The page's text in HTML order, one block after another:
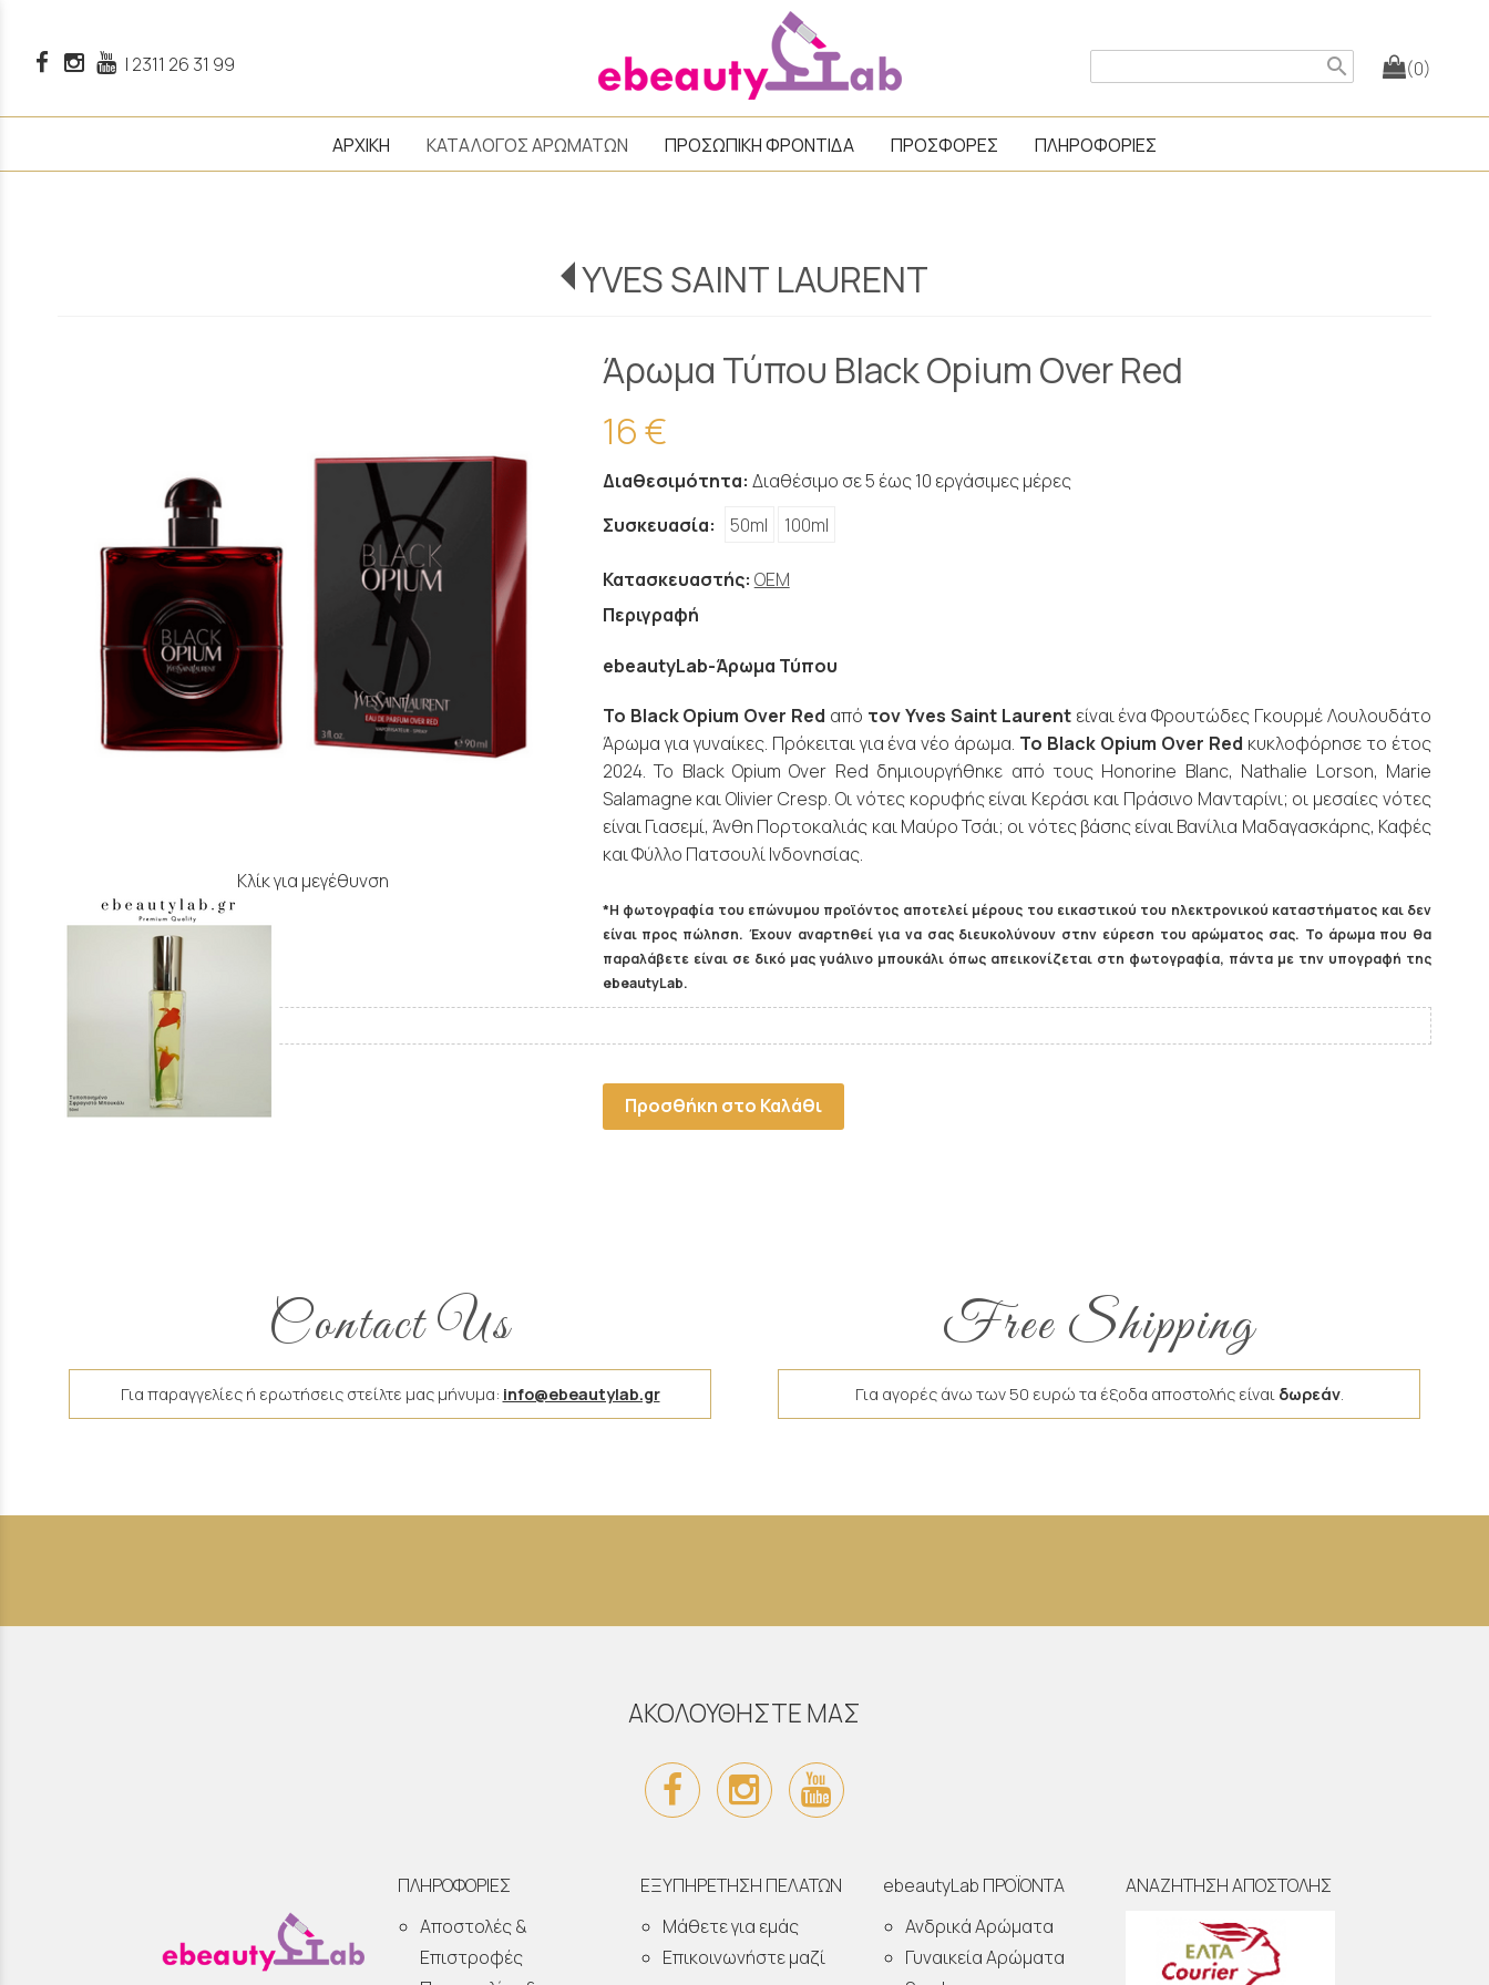
(0)
search
| 2311 26 31 99
ΑΡΧΙΚΗ ΚΑΤΑΛΟΓΟΣ ΑΡΩΜΑΤΩΝ ΠΡΟΣΩΠΙΚΗ ΦΡΟΝΤΙΔΑ ΠΡΟΣΦΟΡΕΣ ΠΛΗΡΟΦΟΡΙΕΣ
YVES SAINT LAURENT
Κλίκ για μεγέθυνση
Άρωμα Τύπου Black Opium Over Red
16 €
Διαθεσιμότητα: Διαθέσιμο σε 5 έως 10 εργάσιμες μέρες
Συσκευασία:
50ml 100ml
Κατασκευαστής: OEM
Περιγραφή
ebeautyLab-Άρωμα Τύπου
Το Black Opium Over Red από τον Yves Saint Laurent είναι ένα Φρουτώδες Γκουρμέ Λουλουδάτο
Άρωμα για γυναίκες. Πρόκειται για ένα νέο άρωμα. Το Black Opium Over Red κυκλοφόρησε το έτος
2024. Το Black Opium Over Red δημιουργήθηκε από τους Honorine Blanc, Nathalie Lorson, Marie
Salamagne και Olivier Cresp. Οι νότες κορυφής είναι Κεράσι και Πράσινο Μανταρίνι; οι μεσαίες νότες
είναι Γιασεμί, Άνθη Πορτοκαλιάς και Μαύρο Τσάι; οι νότες βάσης είναι Βανίλια Μαδαγασκάρης, Καφές
και Φύλλο Πατσουλί Ινδονησίας.
*Η φωτογραφία του επώνυμου προϊόντος αποτελεί μέρους του εικαστικού του ηλεκτρονικού καταστήματος και δεν
είναι προς πώληση. Έχουν αναρτηθεί για να σας διευκολύνουν στην εύρεση του αρώματος σας. Το άρωμα που θα
παραλάβετε είναι σε δικό μας γυάλινο μπουκάλι όπως απεικονίζεται στη φωτογραφία, πάντα με την υπογραφή της
ebeautyLab.
Προσθήκη στο Καλάθι
Contact Us
Για παραγγελίες ή ερωτήσεις στείλτε μας μήνυμα: info@ebeautylab.gr
Free Shipping
Για αγορές άνω των 50 ευρώ τα έξοδα αποστολής είναι δωρεάν.
ΑΚΟΛΟΥΘΗΣΤΕ ΜΑΣ
ΠΛΗΡΟΦΟΡΙΕΣ
Αποστολές &
Επιστροφές
ΕΞΥΠΗΡΕΤΗΣΗ ΠΕΛΑΤΩΝ
Μάθετε για εμάς
Επικοινωνήστε μαζί
ebeautyLab ΠΡΟΪΟΝΤΑ
Ανδρικά Αρώματα
Γυναικεία Αρώματα
ΑΝΑΖΗΤΗΣΗ ΑΠΟΣΤΟΛΗΣ